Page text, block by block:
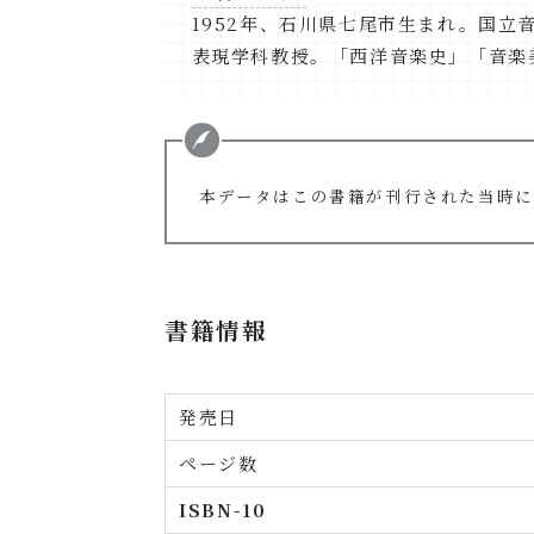
1952年、石川県七尾市生まれ。国立
表現学科教授。「西洋音楽史」「音
本データはこの書籍が刊行された当時
書籍情報
発売日
ページ数
ISBN-10